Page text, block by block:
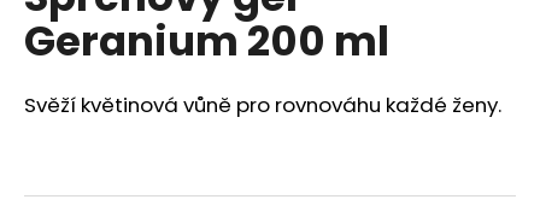
0,0
z
hvězdiček.
Geranium 200 ml
Svěží květinová vůně pro rovnováhu každé ženy.
a
j
í
t